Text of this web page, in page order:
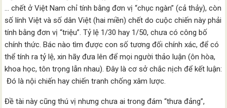
… chết ở Việt Nam chỉ tính bằng đơn vị “chục ngàn” (cả thảy), còn
số lính Việt và số dân Việt (hai miền) chết do cuộc chiến này phải
tính bằng đơn vị “triệu”. Tỷ lệ 1/30 hay 1/50, chưa có công bố
chính thức. Bác nào tìm được con số tương đối chính xác, để có
thể tính ra tỷ lệ, xin hãy đưa lên để mọi người thảo luận (ôn hòa,
khoa học, tôn trọng lẫn nhau). Đây là cơ sở chắc nịch để kết luận:
Đó là nội chiến hay chiến tranh chống xâm lược.
Đề tài này cũng thú vị nhưng chưa ai trong đám “thưa đảng”,